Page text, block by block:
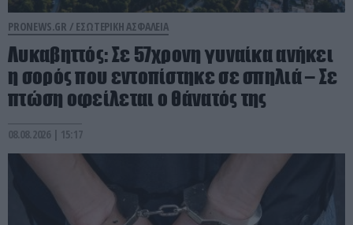
PRONEWS.GR / ΕΣΩΤΕΡΙΚΗ ΑΣΦΑΛΕΙΑ
Λυκαβηττός: Σε 57χρονη γυναίκα ανήκει
η σορός που εντοπίστηκε σε σπηλιά – Σε
πτώση οφείλεται ο θάνατός της
08.08.2026 | 15:17